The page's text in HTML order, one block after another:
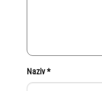
Naziv*